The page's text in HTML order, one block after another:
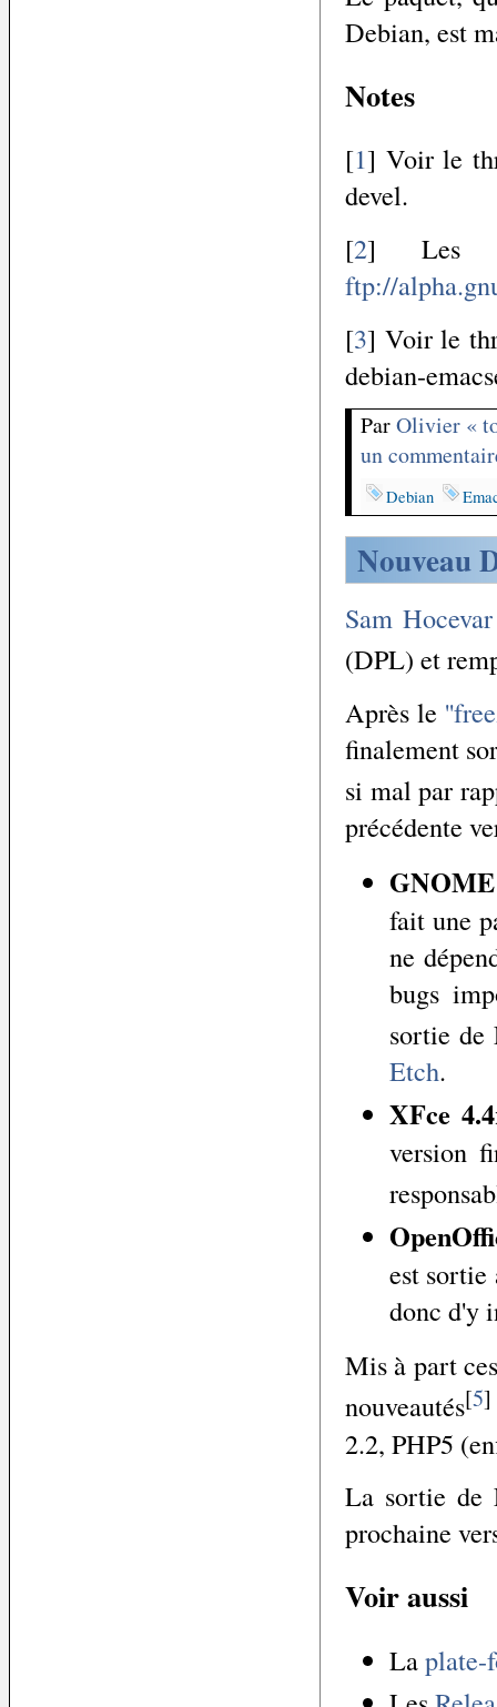
Debian, est
Notes
[1] Voir le
devel.
[2] Les
ftp://
[3] Voir le
debian-
ParOlivier «
un
Debian
Nouveau
Sam Hocevar
(DPL) et
Après le
finalement
si mal par
précédente
fait une
ne
bugs
sortie de
Etch.
XFce
version
est
donc d'y
Mis à part
nouveautés[5]
2.2, PHP5
La sortie de
prochaine
Voir aussi
Laplate-